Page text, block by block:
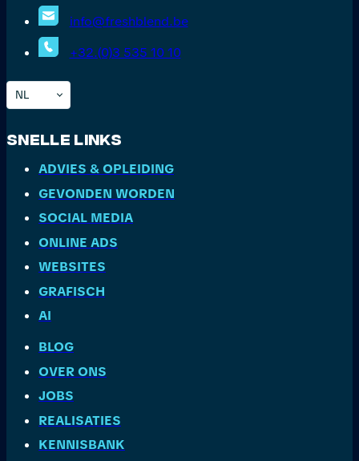
info@freshblend.be
+32.(0)3 535 10 10
NL
Snelle Links
ADVIES & OPLEIDING
GEVONDEN WORDEN
SOCIAL MEDIA
ONLINE ADS
WEBSITES
GRAFISCH
AI
BLOG
OVER ONS
JOBS
REALISATIES
KENNISBANK